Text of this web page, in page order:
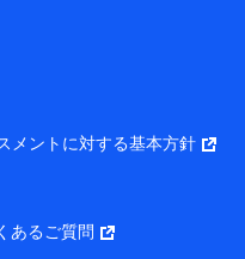
ルグループ 代表取締役
アーバンネット日本橋
ス 代表取締役社長 吉
メントに対する基本方針
あるご質問